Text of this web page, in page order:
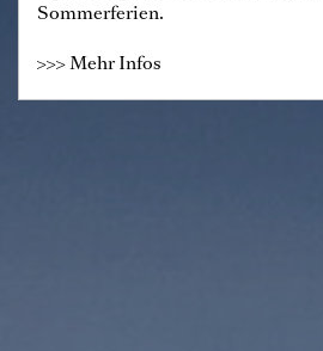
Sommerferien.
>>> Mehr Infos